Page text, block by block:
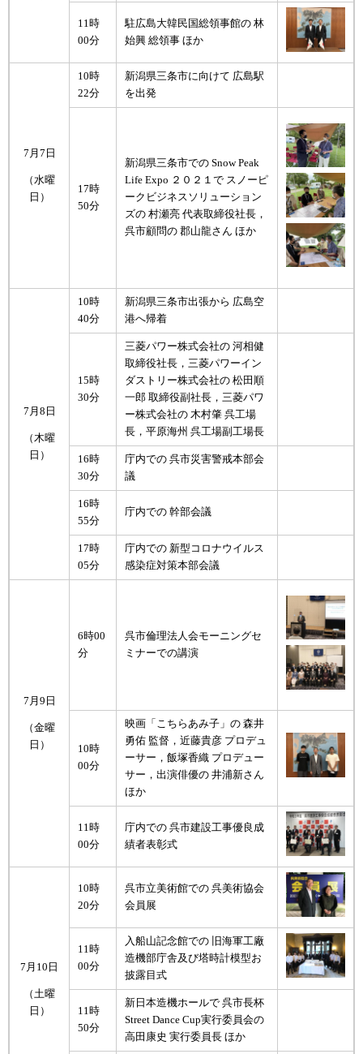
11時
00分
駐広島大韓民国総領事館の 林
始興 総領事 ほか
7月7日
（水曜
日）
10時
22分
新潟県三条市に向けて 広島駅
を出発
17時
50分
新潟県三条市での Snow Peak
Life Expo ２０２１で スノーピ
ークビジネスソリューション
ズの 村瀬亮 代表取締役社長，
呉市顧問の 郡山龍さん ほか
7月8日
（木曜
日）
10時
40分
新潟県三条市出張から 広島空
港へ帰着
15時
30分
三菱パワー株式会社の 河相健
取締役社長，三菱パワーイン
ダストリー株式会社の 松田順
一郎 取締役副社長，三菱パワ
ー株式会社の 木村肇 呉工場
長，平原海州 呉工場副工場長
16時
30分
庁内での 呉市災害警戒本部会
議
16時
55分
庁内での 幹部会議
17時
05分
庁内での 新型コロナウイルス
感染症対策本部会議
7月9日
（金曜
日）
6時00
分
呉市倫理法人会モーニングセ
ミナーでの講演
10時
00分
映画「こちらあみ子」の 森井
勇佑 監督，近藤貴彦 プロデュ
ーサー，飯塚香織 プロデュー
サー，出演俳優の 井浦新さん
ほか
11時
00分
庁内での 呉市建設工事優良成
績者表彰式
7月10日
（土曜
日）
10時
20分
呉市立美術館での 呉美術協会
会員展
11時
00分
入船山記念館での 旧海軍工廠
造機部庁舎及び塔時計模型お
披露目式
11時
50分
新日本造機ホールで 呉市長杯
Street Dance Cup実行委員会の
高田康史 実行委員長 ほか